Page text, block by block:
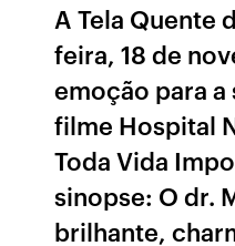
A Tela Quente
feira, 18 de
emoção para
filme Hospital
Toda Vida
sinopse: O dr.
brilhante,